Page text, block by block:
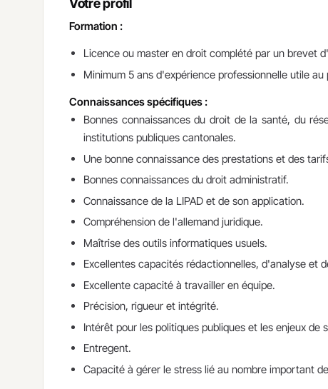
Votre profil
Formation :
Licence ou master en droit complété par un brevet
Minimum 5 ans d'expérience professionnelle utile au
Connaissances spécifiques :
Bonnes connaissances du droit de la santé, du
institutions publiques cantonales.
Une bonne connaissance des prestations et des
Bonnes connaissances du droit administratif.
Connaissance de la LIPAD et de son application.
Compréhension de l'allemand juridique.
Maîtrise des outils informatiques usuels.
Excellentes capacités rédactionnelles, d'analyse et
Excellente capacité à travailler en équipe.
Précision, rigueur et intégrité.
Intérêt pour les politiques publiques et les enjeux de
Entregent.
Capacité à gérer le stress lié au nombre important